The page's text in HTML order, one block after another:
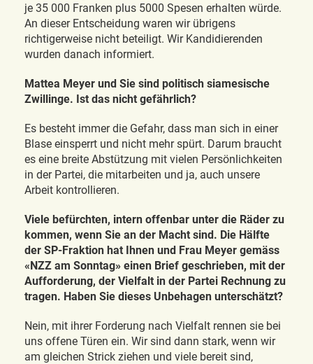
je 35 000 Franken plus 5000 Spesen erhalten würde.
An dieser Entscheidung waren wir übrigens
richtigerweise nicht beteiligt. Wir Kandidierenden
wurden danach informiert.
Mattea Meyer und Sie sind politisch siamesische
Zwillinge. Ist das nicht gefährlich?
Es besteht immer die Gefahr, dass man sich in einer
Blase einsperrt und nicht mehr spürt. Darum braucht
es eine breite Abstützung mit vielen Persönlichkeiten
in der Partei, die mitarbeiten und ja, auch unsere
Arbeit kontrollieren.
Viele befürchten, intern offenbar unter die Räder zu
kommen, wenn Sie an der Macht sind. Die Hälfte
der SP-Fraktion hat Ihnen und Frau Meyer gemäss
«NZZ am Sonntag» einen Brief geschrieben, mit der
Aufforderung, der Vielfalt in der Partei Rechnung zu
tragen. Haben Sie dieses Unbehagen unterschätzt?
Nein, mit ihrer Forderung nach Vielfalt rennen sie bei
uns offene Türen ein. Wir sind dann stark, wenn wir
am gleichen Strick ziehen und viele bereit sind,